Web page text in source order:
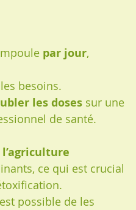
par jour,
besoins.
les doses sur une
de santé.
ce qui est crucial
possible de les